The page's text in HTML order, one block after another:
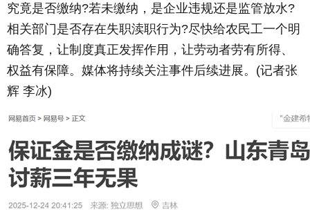
究竟是否缴纳?若未缴纳，是企业违规还是监管放水?
相关部门是否存在失职渎职行为?尽快给农民工一个明
确答复，让制度真正发挥作用，让劳动者劳有所得、
权益有保障。媒体将持续关注事件后续进展。(记者张
辉 李冰)